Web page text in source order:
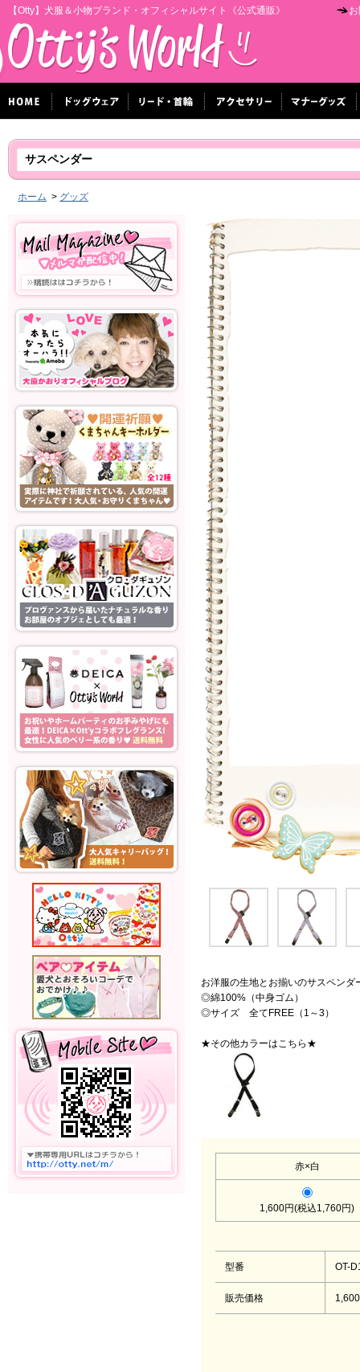
【Otty】犬服＆小物ブランド・オフィシャルサイト《公式通販》
サスペンダー
ホーム > グッズ
お洋服の生地とお揃いのサスペン
◎綿100%（中身ゴム）
◎サイズ 全てFREE（1～3）
★その他カラーはこちら★
赤×白
1,600円(税込1,760円)
型番 OT-
販売価格